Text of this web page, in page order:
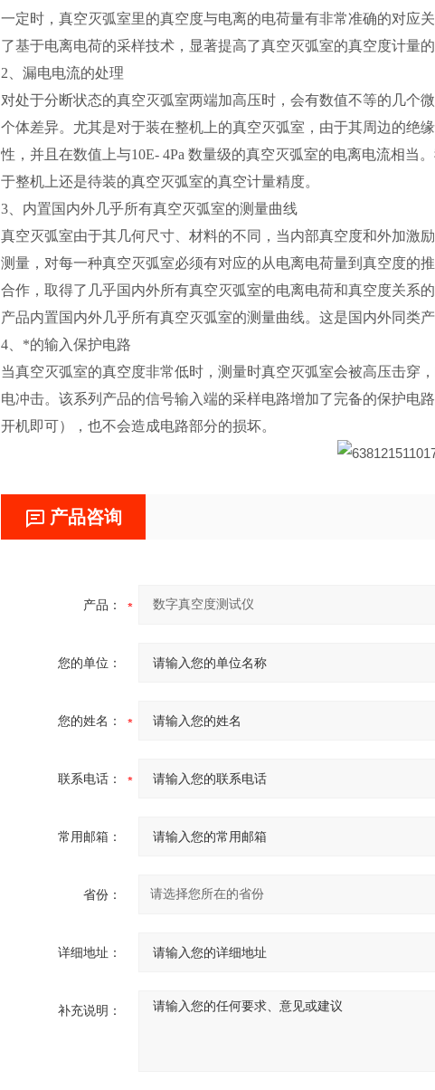
一定时，真空灭弧室里的真空度与电离的电荷量有非常准确的对应
了基于电离电荷的采样技术，显著提高了真空灭弧室的真空度计量的
2、漏电电流的处理
对处于分断状态的真空灭弧室两端加高压时，会有数值不等的几个
个体差异。尤其是对于装在整机上的真空灭弧室，由于其周边的绝
性，并且在数值上与10E- 4Pa 数量级的真空灭弧室的电离电流相
于整机上还是待装的真空灭弧室的真空计量精度。
3、内置国内外几乎所有真空灭弧室的测量曲线
真空灭弧室由于其几何尺寸、材料的不同，当内部真空度和外加激
测量，对每一种真空灭弧室必须有对应的从电离电荷量到真空度的
合作，取得了几乎国内外所有真空灭弧室的电离电荷和真空度关系
产品内置国内外几乎所有真空灭弧室的测量曲线。这是国内外同类产
4、*的输入保护电路
当真空灭弧室的真空度非常低时，测量时真空灭弧室会被高压击穿
电冲击。该系列产品的信号输入端的采样电路增加了完备的保护电
开机即可），也不会造成电路部分的损坏。
产品咨询
产品：
您的单位：
您的姓名：
联系电话：
常用邮箱：
省份：
详细地址：
补充说明：